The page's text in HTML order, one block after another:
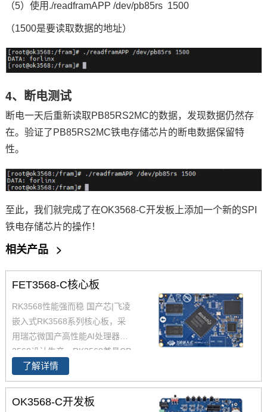
（5）使用./readframAPP /dev/pb85rs 1500
（1500是要读取数据的地址）
4、断电测试
断电一天后重新读取PB85RS2MC的数据，发现数据仍然存
在。验证了PB85RS2MC铁电存储芯片的断电数据保留特
性。
至此，我们就完成了在OK3568-C开发板上添加一个新的SPI
铁电存储芯片的操作！
相关产品 >
FET3568-C核心板
RK3568性能强而稳 国产芯|飞凌
嵌入式RK3568系列核心板，采
用瑞芯微国产高性能AI处理器RK
3568设计生产，RK3568兼具CP
U、GPU、NPU、VPU于一身，
RK3568 性能、性价比在同类产
品中具有较高优势，RK3568处
了解详情
OK3568-C开发板